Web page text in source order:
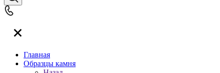
Главная
Образцы камня